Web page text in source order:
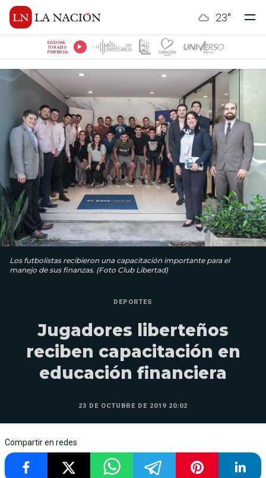
23°
ESCUCHÁ
TU RADIO
PREFERIDA
Los futbolistas recibieron una capacitación importante para el
manejo de sus finanzas. (Foto Club Libertad)
DEPORTES
Jugadores liberteños
reciben capacitación en
educación financiera
23 DE OCTUBRE DE 2019 20:02
Compartir en redes